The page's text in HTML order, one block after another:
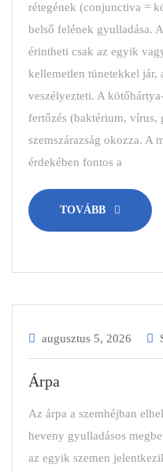
rétegének (conjunctiva =
belső felének gyulladása.
érintheti csak az egyik
kellemetlen tünetekkel jár,
veszélyezteti. A
fertőzés (baktérium, vírus,
szemszárazság okozza. A
érdekében fontos a
TOVÁBB
augusztus 5, 2026
Árpa
Az árpa a szemhéjban
heveny gyulladásos
az egyik szemen